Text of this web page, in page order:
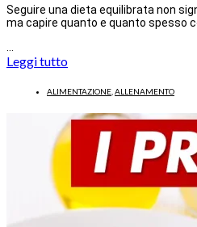
Seguire una dieta equilibrata non
ma capire quanto e quanto spesso
Leggi tutto
ALIMENTAZIONE ALLENAMENTO